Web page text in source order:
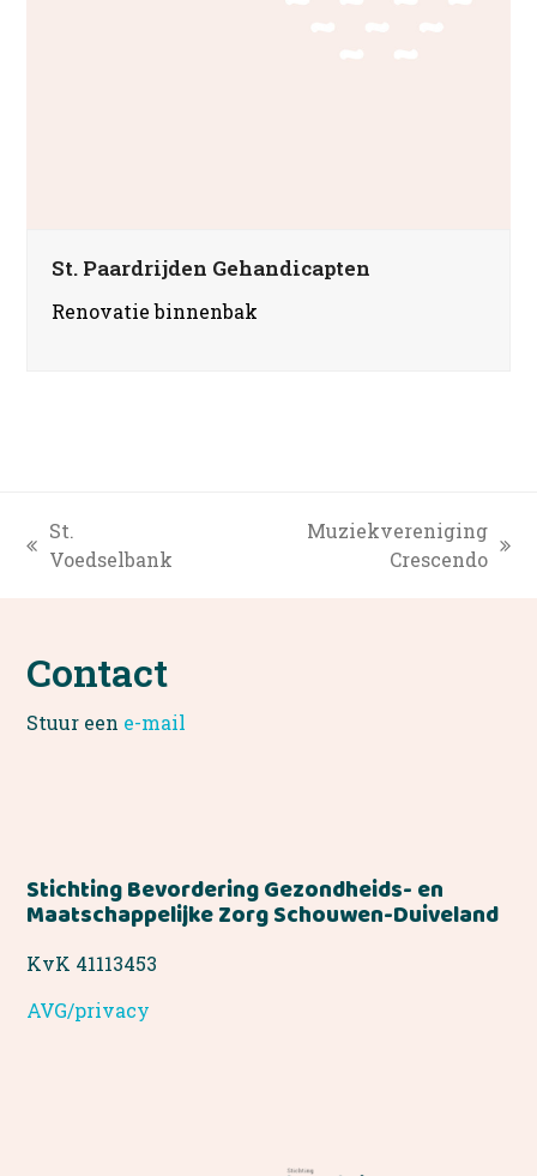
St. Paardrijden Gehandicapten
Renovatie binnenbak
previous
St.
Voedselbank
Muziekvereniging
Crescendo
Contact
Stuur een e-mail
Stichting Bevordering Gezondheids- en
Maatschappelijke Zorg Schouwen-Duiveland
KvK 41113453
AVG/privacy